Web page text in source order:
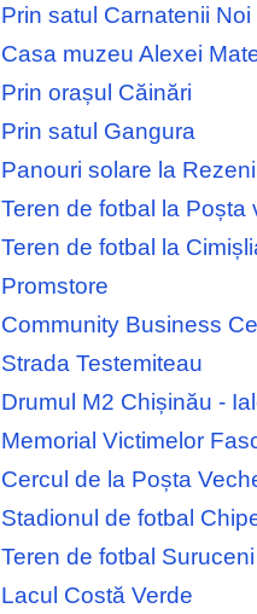
Prin satul Carnatenii Noi
Casa muzeu Alexei
Prin orașul Căinări
Prin satul Gangura
Panouri solare la Rezeni
Teren de fotbal la Poșta
Teren de fotbal la
Promstore
Community Business
Strada Testemiteau
Drumul M2 Chișinău -
Memorial Victimelor
Cercul de la Poșta
Stadionul de fotbal
Teren de fotbal Suruceni
Lacul Costă Verde